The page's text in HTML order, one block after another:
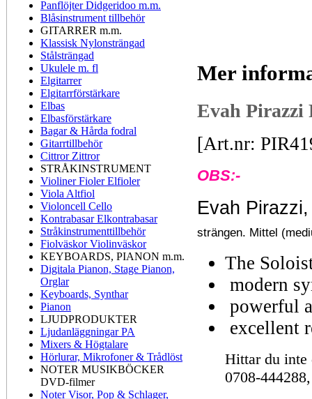
Panflöjter Didgeridoo m.m.
Blåsinstrument tillbehör
GITARRER m.m.
Klassisk Nylonsträngad
Stålsträngad
Ukulele m. fl
Elgitarrer
Elgitarrförstärkare
Elbas
Elbasförstärkare
Bagar & Hårda fodral
Gitarrtillbehör
Cittror Zittror
STRÅKINSTRUMENT
Violiner Fioler Elfioler
Viola Altfiol
Violoncell Cello
Kontrabasar Elkontrabasar
Stråkinstrumenttillbehör
Fiolväskor Violinväskor
KEYBOARDS, PIANON m.m.
Digitala Pianon, Stage Pianon,
Orglar
Keyboards, Synthar
Pianon
LJUDPRODUKTER
Ljudanläggningar PA
Mixers & Högtalare
Hörlurar, Mikrofoner & Trådlöst
NOTER MUSIKBÖCKER
DVD-filmer
Noter Visor, Pop & Schlager,
Mer
Evah Pirazzi
[Art.nr:
OBS:-
Evah
strängen. Mittel
The
modern
powerful
excellent
Hittar du inte
0708-